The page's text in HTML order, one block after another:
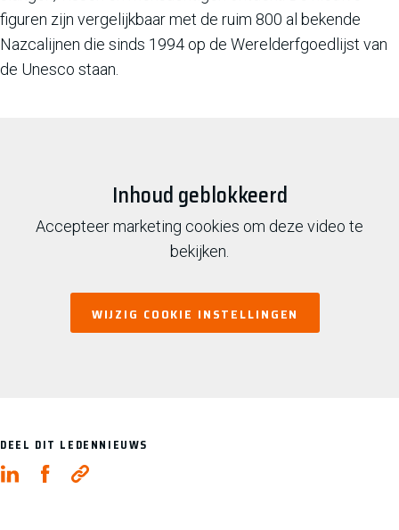
figuren zijn vergelijkbaar met de ruim 800 al bekende
Nazcalijnen die sinds 1994 op de Werelderfgoedlijst van
de Unesco staan.
Inhoud geblokkeerd
Accepteer marketing cookies om deze video te
bekijken.
WIJZIG COOKIE INSTELLINGEN
DEEL DIT LEDENNIEUWS